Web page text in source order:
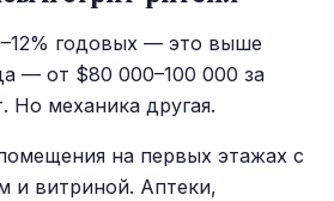
годовых — это выше
— от $80 000–100 000 за
Но механика другая.
на первых этажах с
и витриной. Аптеки,